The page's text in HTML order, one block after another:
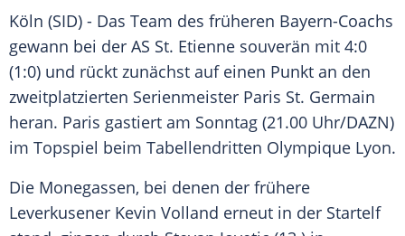
Köln (SID) - Das Team des früheren Bayern-Coachs
gewann bei der AS St. Etienne souverän mit 4:0
(1:0) und rückt zunächst auf einen Punkt an den
zweitplatzierten Serienmeister Paris St. Germain
heran. Paris gastiert am Sonntag (21.00 Uhr/DAZN)
im Topspiel beim Tabellendritten Olympique Lyon.
Die Monegassen, bei denen der frühere
Leverkusener Kevin Volland erneut in der Startelf